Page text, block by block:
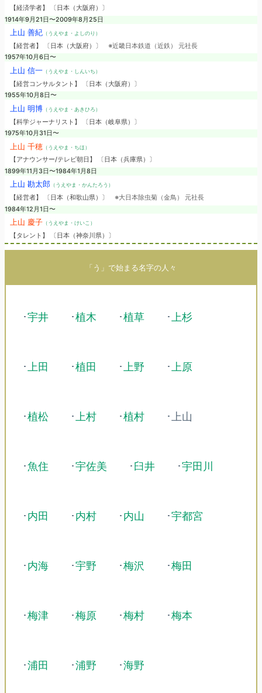
【経済学者】 〔日本（大阪府）〕
1914年9月21日〜2009年8月25日
上山 善紀（うえやま・よしのり）
【経営者】 〔日本（大阪府）〕 ※近畿日本鉄道（近鉄） 元社長
1957年10月6日〜
上山 信一（うえやま・しんいち）
【経営コンサルタント】 〔日本（大阪府）〕
1955年10月8日〜
上山 明博（うえやま・あきひろ）
【科学ジャーナリスト】 〔日本（岐阜県）〕
1975年10月31日〜
上山 千穂 （うえやま・ちほ）
【アナウンサー/テレビ朝日】 〔日本（兵庫県）〕
1899年11月3日〜1984年1月8日
上山 勘太郎（うえやま・かんたろう）
【経営者】 〔日本（和歌山県）〕 ※大日本除虫菊（金鳥） 元社長
1984年12月1日〜
上山 慶子（うえやま・けいこ）
【タレント】 〔日本（神奈川県）〕
「う」で始まる名字の人々
･宇井 ･植木 ･植草 ･上杉
･上田 ･植田 ･上野 ･上原
･植松 ･上村 ･植村 ･上山
･魚住 ･宇佐美 ･臼井 ･宇田川
･内田 ･内村 ･内山 ･宇都宮
･内海 ･宇野 ･梅沢 ･梅田
･梅津 ･梅原 ･梅村 ･梅本
･浦田 ･浦野 ･海野